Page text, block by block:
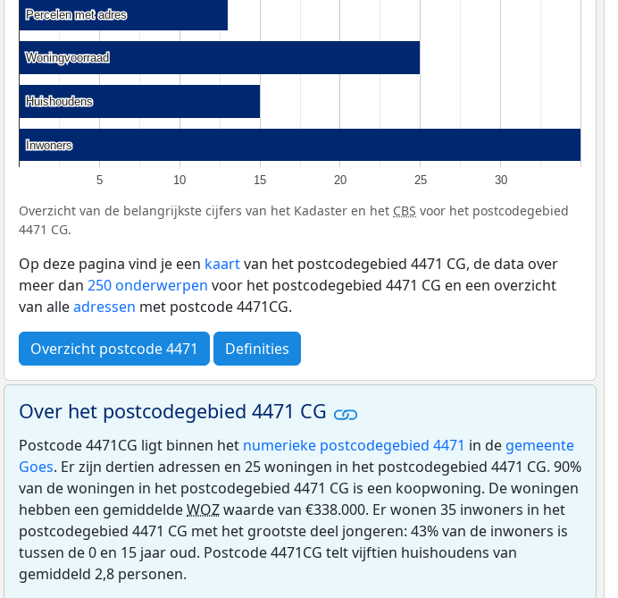
5 10 15 20 25 30
Percelen met adres
Percelen met adres
Woningvoorraad
Woningvoorraad
Huishoudens
Huishoudens
Inwoners
Inwoners
Overzicht van de belangrijkste cijfers van het Kadaster en het CBS voor het postcodegebied
4471 CG.
Op deze pagina vind je een kaartvan het postcodegebied 4471 CG, de data over
meer dan 250 onderwerpen voor het postcodegebied 4471 CG en een overzicht
van alleadressen met postcode 4471CG.
Overzicht postcode 4471 Definities
Over het postcodegebied 4471 CG
Postcode 4471CG ligt binnen het numerieke postcodegebied 4471 in de gemeente
Goes. Er zijn dertien adressen en 25 woningen in het postcodegebied 4471 CG. 90%
van de woningen in het postcodegebied 4471 CG is een koopwoning. De woningen
hebben een gemiddeldeWOZwaarde van €338.000. Er wonen 35 inwoners in het
postcodegebied 4471 CG met het grootste deel jongeren: 43% van de inwoners is
tussen de 0 en 15 jaar oud. Postcode 4471CG telt vijftien huishoudens van
gemiddeld 2,8 personen.